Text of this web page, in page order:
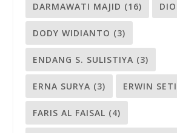
DARMAWATI MAJID (16)
DODY WIDIANTO (3)
ENDANG S. SULISTIYA (3)
ERNA SURYA (3) ERWIN
FARIS AL FAISAL (4)